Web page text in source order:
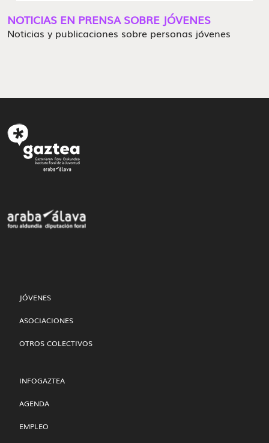
NOTICIAS EN PRENSA SOBRE JÓVENES
Noticias y publicaciones sobre personas jóvenes
JÓVENES
ASOCIACIONES
OTROS COLECTIVOS
INFOGAZTEA
AGENDA
EMPLEO